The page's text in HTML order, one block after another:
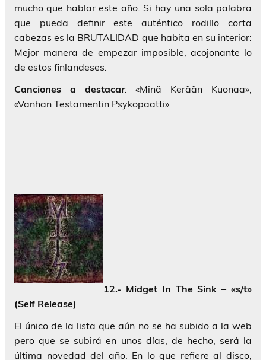
mucho que hablar este año. Si hay una sola palabra
que pueda definir este auténtico rodillo corta
cabezas es la BRUTALIDAD que habita en su interior:
Mejor manera de empezar imposible, acojonante lo
de estos finlandeses.
Canciones a destacar: «Minä Kerään Kuonaa»,
«Vanhan Testamentin Psykopaatti»
12.- Midget In The Sink – «s/t»
(Self Release)
El único de la lista que aún no se ha subido a la web
pero que se subirá en unos días, de hecho, será la
última novedad del año. En lo que refiere al disco,